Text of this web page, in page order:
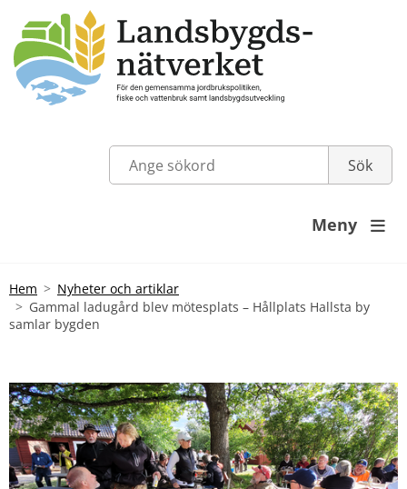
Meny 
Hem
Nyheter och artiklar
Gammal ladugård blev mötesplats – Hållplats Hallsta by
samlar bygden